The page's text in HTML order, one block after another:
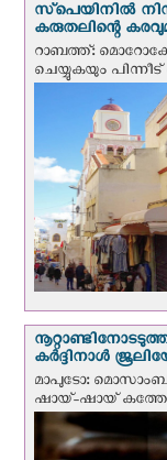
സ്‌പെയിനില്‍
കരുതലിന്റെ
റാബത്ത്:
ചെയ്യുകയും പിന്നീട്
കർദ്ദിനാൾ
മാപുടോ:
ഷായ്-ഷായ്